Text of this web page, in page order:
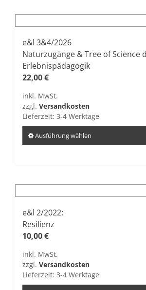
mehrere
Varianten
auf.
Die
Optionen
können
der
Produktseite
werden
e&l 3&4/2026
Naturzugänge & Tree of Science
Erlebnispädagogik
22,00€
inkl. MwSt.
zzgl. Versandkosten
Lieferzeit: 3-4 Werktage
Ausführung wählen
mehrere
Varianten
auf.
Die
Optionen
auf
der
e&l 2/2022:
Resilienz
10,00€
inkl. MwSt.
zzgl. Versandkosten
Lieferzeit: 3-4 Werktage